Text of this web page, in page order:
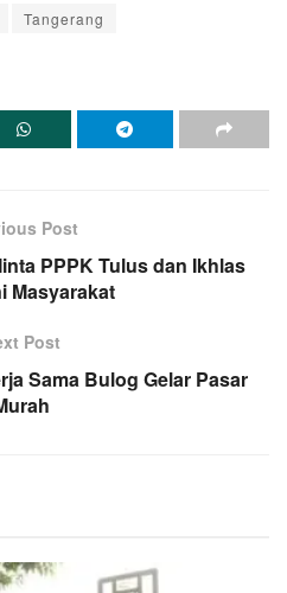
Tangerang
Post
PPPK Tulus dan Ikhlas
Masyarakat
Post
Sama Bulog Gelar Pasar